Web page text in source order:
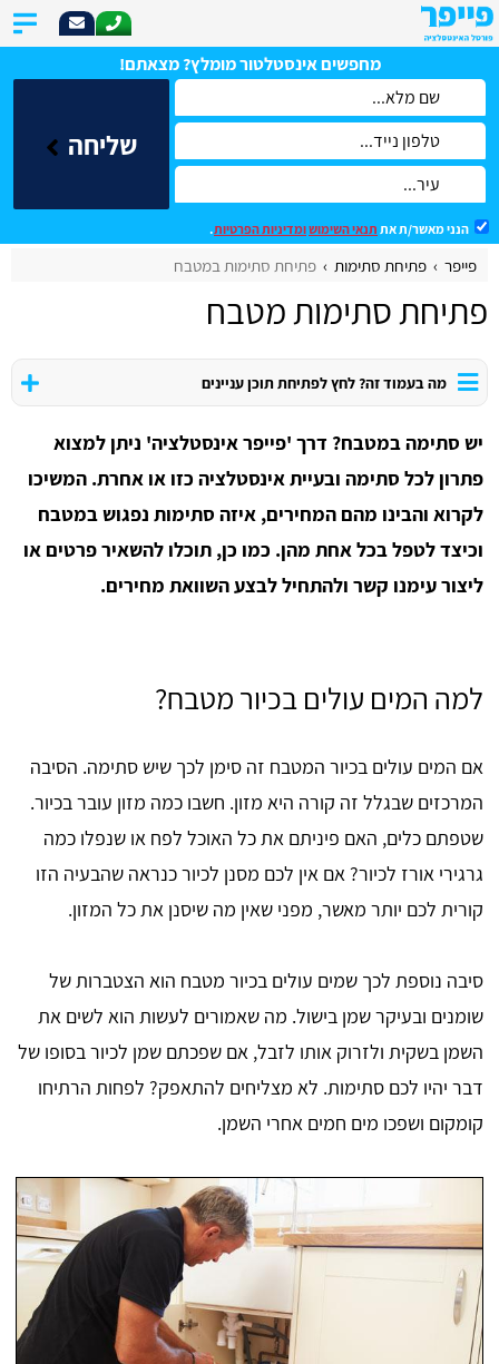
מחפשים אינסטלטור מומלץ? מצאתם!
שליחה
הנני מאשר/ת את תנאי השימושומדיניות הפרטיות.
פייפר פתיחת סתימות פתיחת סתימות במטבח
פתיחת סתימות מטבח
מה בעמוד זה? לחץ לפתיחת תוכן עניינים
יש סתימה במטבח? דרך 'פייפר אינסטלציה' ניתן למצוא
פתרון לכל סתימה ובעיית אינסטלציה כזו או אחרת. המשיכו
לקרוא והבינו מהם המחירים, איזה סתימות נפגוש במטבח
וכיצד לטפל בכל אחת מהן. כמו כן, תוכלו להשאיר פרטים או
ליצור עימנו קשר ולהתחיל לבצע השוואת מחירים.
למה המים עולים בכיור מטבח?
אם המים עולים בכיור המטבח זה סימן לכך שיש סתימה. הסיבה
המרכזים שבגלל זה קורה היא מזון. חשבו כמה מזון עובר בכיור.
שטפתם כלים, האם פיניתם את כל האוכל לפח או שנפלו כמה
גרגירי אורז לכיור? אם אין לכם מסנן לכיור כנראה שהבעיה הזו
קורית לכם יותר מאשר, מפני שאין מה שיסנן את כל המזון.
סיבה נוספת לכך שמים עולים בכיור מטבח הוא הצטברות של
שומנים ובעיקר שמן בישול. מה שאמורים לעשות הוא לשים את
השמן בשקית ולזרוק אותו לזבל, אם שפכתם שמן לכיור בסופו של
דבר יהיו לכם סתימות. לא מצליחים להתאפק? לפחות הרתיחו
קומקום ושפכו מים חמים אחרי השמן.